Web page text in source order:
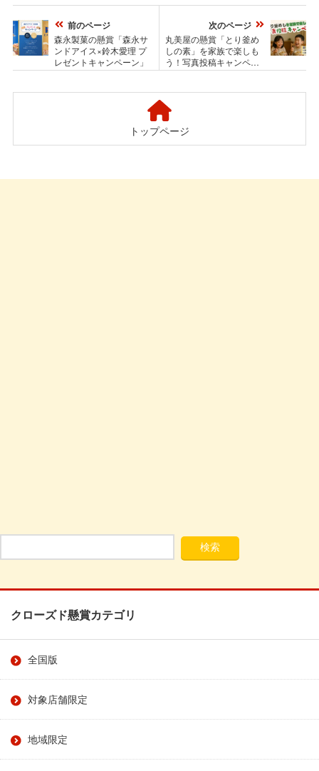
前のページ
森永製菓の懸賞「森永サ
ンドアイス×鈴木愛理 プ
レゼントキャンペーン」
次のページ
丸美屋の懸賞「とり釜め
しの素」を家族で楽しも
う！写真投稿キャンペー
ン
トップページ
クローズド懸賞カテゴリ
全国版
対象店舗限定
地域限定